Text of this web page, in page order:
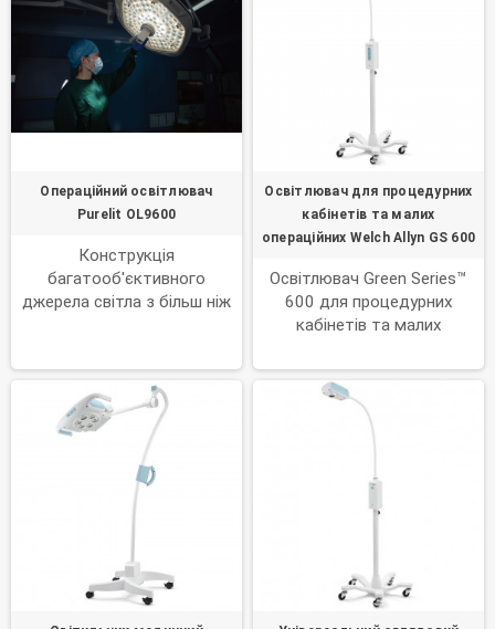
Операційний освітлювач
Purelit OL9600
Конструкція
багатооб'єктивного
джерела світла з більш ніж
4000 см2. Чудовий ефект
відсутності тіней
Освітлювач для процедурних
кабінетів та малих
операційних Welch Allyn GS 600
Освітлювач Green Series™
600 для процедурних
кабінетів та малих
трьома світлодіодами та
ширшою головкою, GS 600
розроблений спеціально
для умов, що потребують